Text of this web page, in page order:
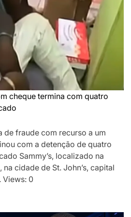
cheque termina com quatro
de fraude com recurso a um
com a detenção de quatro
Sammy’s, localizado na
cidade de St. John’s, capital
Views: 0